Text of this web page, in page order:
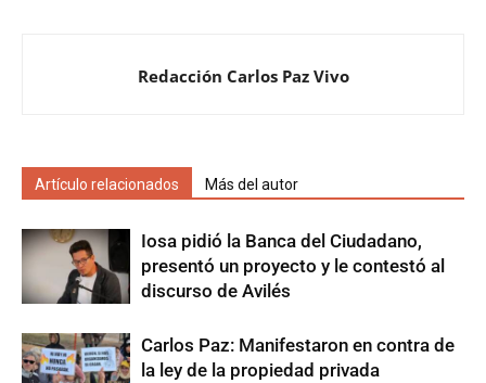
Redacción Carlos Paz Vivo
Artículo relacionados Más del autor
Iosa pidió la Banca del Ciudadano,
presentó un proyecto y le contestó al
discurso de Avilés
Carlos Paz: Manifestaron en contra de
la ley de la propiedad privada